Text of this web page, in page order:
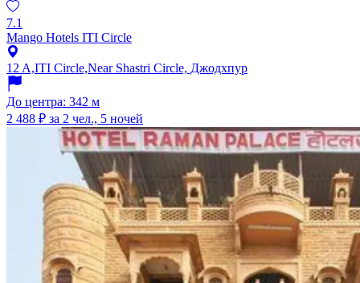
7.1
Mango Hotels ITI Circle
12 A,ITI Circle,Near Shastri Circle, Джодхпур
До центра: 342 м
2 488 ₽ за 2 чел., 5 ночей